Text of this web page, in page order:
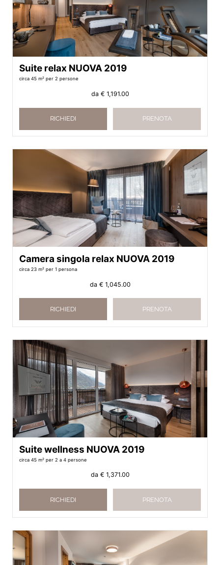
Suite relax NUOVA 2019
circa 45 m² per 2 persone
da € 1,191.00
RICHIEDI PRENOTA
Camera singola relax NUOVA 2019
circa 23 m² per 1 persona
da € 1,045.00
RICHIEDI PRENOTA
Suite wellness NUOVA 2019
circa 45 m² per 2 a 4 persone
da € 1,371.00
RICHIEDI PRENOTA